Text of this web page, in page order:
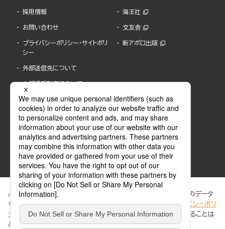
採用情報
お問い合わせ
プライバシーポリシー・サイトポリ
シー
外部送信先について
内部通報制度について
海王社
文友舎
新アポロ出版
ABJマークは、この電子書店・電子書籍配信サービスが、著作権者からコンテンツ使用許諾を
得た正規版配信サービスであることを示す登録商標(登録番号 第6091713号)です。
ぶんか社が運営するサイトでは、利便性向上のためにCookie等のデータ
を使用しています。 当社のCookieについての詳細は、「プライバシーポリ
シー
」をご覧ください。当サイトでは、訪問者の個人情報を追跡することは
ありません。